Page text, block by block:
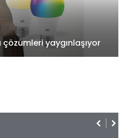
yaygınlaşıyor